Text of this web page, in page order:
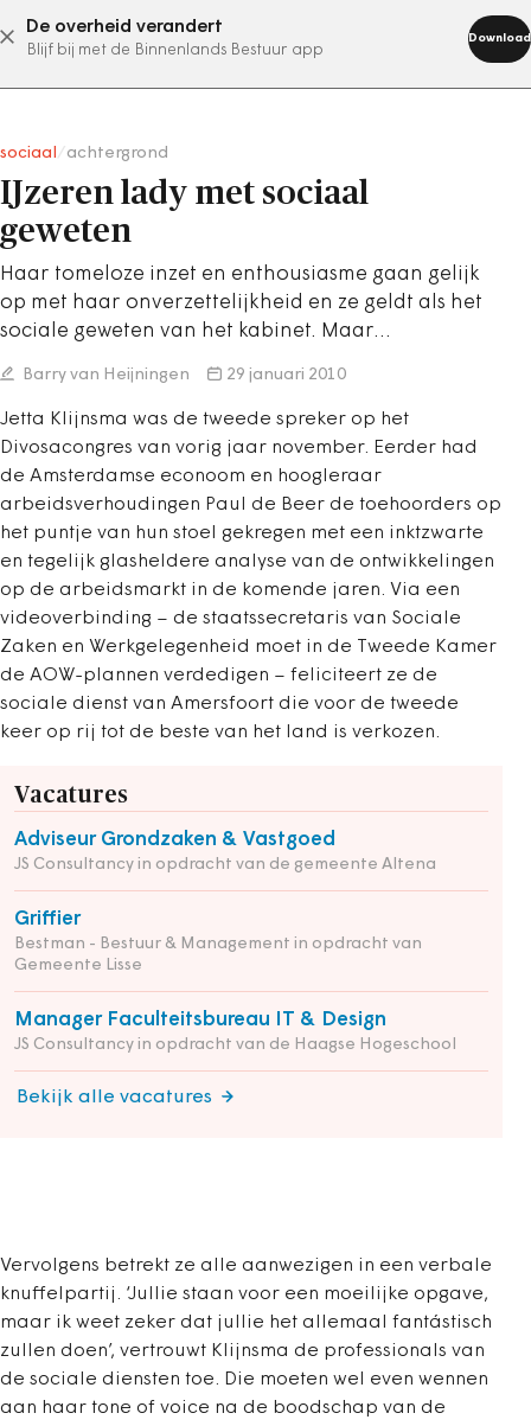
De overheid verandert
Blijf bij met de Binnenlands Bestuur app
Download
abonneer nu
sociaal achtergrond
IJzeren lady met sociaal
geweten
Haar tomeloze inzet en enthousiasme gaan gelijk
op met haar onverzettelijkheid en ze geldt als het
sociale geweten van het kabinet. Maar…
Barry van Heijningen 29 januari 2010
Jetta Klijnsma was de tweede spreker op het
Divosacongres van vorig jaar november. Eerder had
de Amsterdamse econoom en hoogleraar
arbeidsverhoudingen Paul de Beer de toehoorders op
het puntje van hun stoel gekregen met een inktzwarte
en tegelijk glasheldere analyse van de ontwikkelingen
op de arbeidsmarkt in de komende jaren. Via een
videoverbinding – de staatssecretaris van Sociale
Zaken en Werkgelegenheid moet in de Tweede Kamer
de AOW-plannen verdedigen – feliciteert ze de
sociale dienst van Amersfoort die voor de tweede
keer op rij tot de beste van het land is verkozen.
Vacatures
Adviseur Grondzaken & Vastgoed
JS Consultancy in opdracht van de gemeente Altena
Griffier
Bestman - Bestuur & Management in opdracht van
Gemeente Lisse
Manager Faculteitsbureau IT & Design
JS Consultancy in opdracht van de Haagse Hogeschool
Bekijk alle vacatures
Vervolgens betrekt ze alle aanwezigen in een verbale
knuffelpartij. ‘Jullie staan voor een moeilijke opgave,
maar ik weet zeker dat jullie het allemaal fantástisch
zullen doen’, vertrouwt Klijnsma de professionals van
de sociale diensten toe. Die moeten wel even wennen
aan haar tone of voice na de boodschap van de